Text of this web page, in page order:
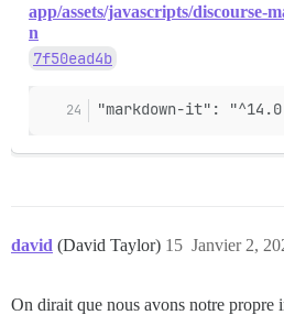
app/assets/javascripts/discourse-
n
7f50ead4b
"markdown-it":
david (David Taylor) Janvier 2,
15
On dirait que nous avons notre propre